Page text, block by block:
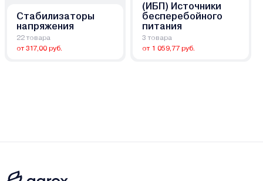
Стабилизаторы
напряжения
22 товара
от 317,00 руб.
(ИБП) Источники
бесперебойного
питания
3 товара
от 1 059,77 руб.